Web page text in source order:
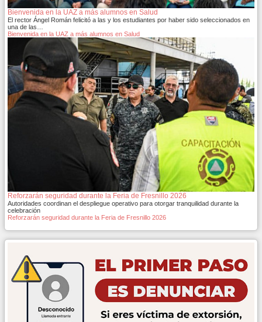
Bienvenida en la UAZ a más alumnos en Salud
El rector Ángel Román felicitó a las y los estudiantes por haber sido seleccionados en
una de las…
Bienvenida en la UAZ a más alumnos en Salud
Reforzarán seguridad durante la Feria de Fresnillo 2026
Autoridades coordinan el despliegue operativo para otorgar tranquilidad durante la
celebración
Reforzarán seguridad durante la Feria de Fresnillo 2026